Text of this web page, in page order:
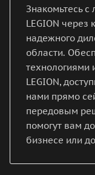
Знакомьтесь
LEGION через
надежного
области.
технологиями
LEGION,
нами прямо
передовым
помогут вам
бизнесе или